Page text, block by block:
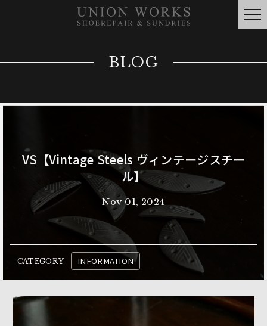
BLOG
VS【Vintage Steels ヴィンテージスチー
ル】
Nov 01, 2024
CATEGORY INFORMATION